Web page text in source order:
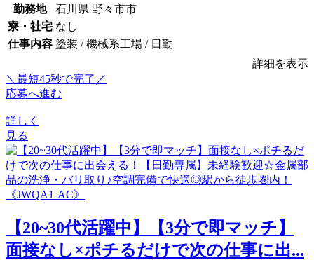
勤務地
石川県 野々市市
寮・社宅 なし
仕事内容 塗装 / 機械系工場 / 日勤
詳細を表示
＼最短45秒で完了／
応募へ進む
詳しく
見る
【20~30代活躍中】【3分で即マッチ】
面接なし×ポチるだけで次の仕事に出...